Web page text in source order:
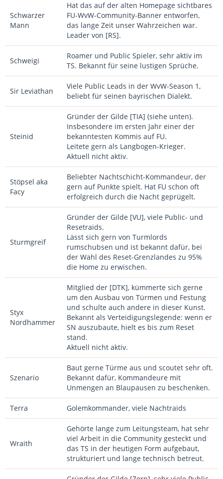
Schwarzer
Mann
Hat das auf der alten Homepage sichtbares
FU-WvW-Community-Banner entworfen,
das lange Zeit unser Wahrzeichen war.
Leader von [RS].
Schweigi
Roamer und Public Spieler, sehr aktiv im
TS. Bekannt für seine lustigen Sprüche.
Sir Leviathan
Viele Public Leads in der WvW-Season 1,
beliebt für seinen bayrischen Dialekt.
Steinid
Gründer der Gilde [TIA] (siehe unten).
Insbesondere im ersten Jahr einer der
bekanntesten Kommis auf FU.
Leitete gern als Langbogen-Krieger.
Aktuell nicht aktiv.
Stöpsel aka
Facy
Beliebter Nachtschicht-Kommandeur, der
gern auf Punkte spielt. Hat FU schon oft
erfolgreich durch die Nacht geprügelt.
Sturmgreif
Gründer der Gilde [VU], viele Public- und
Resetraids.
Lässt sich gern von Turmlords
rumschubsen und ist bekannt dafür, bei
der Wahl des Reset-Grenzlandes zu 95%
die Home zu erwischen.
Styx
Nordhammer
Mitglied der [DTK], kümmerte sich gerne
um den Ausbau von Türmen und Festung
und schulte auch andere in dieser Kunst.
Bekannt als Verteidigungslegende: wenn er
SN auszubaute, hielt es bis zum Reset
stand.
Aktuell nicht aktiv.
Szenario
Baut gerne Türme aus und scoutet sehr oft.
Bekannt dafür, Kommandeure mit
Unmengen an Blaupausen zu beschenken.
Terra Golemkommander, viele Nachtraids
Wraith
Gehörte lange zum Leitungsteam, hat sehr
viel Arbeit in die Community gesteckt und
das TS in der heutigen Form aufgebaut,
strukturiert und lange technisch betreut.